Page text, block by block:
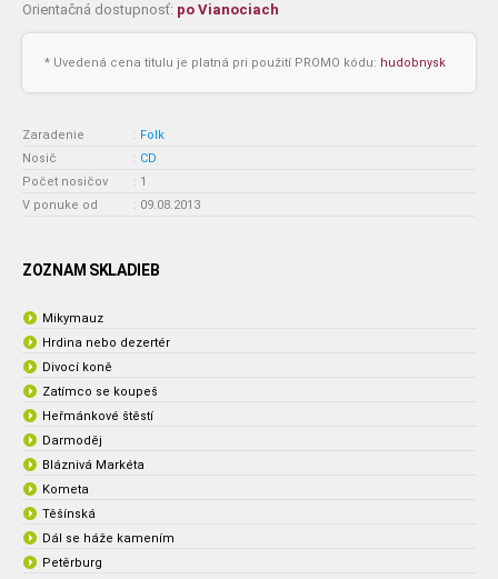
Orientačná dostupnosť: po Vianociach
* Uvedená cena titulu je platná pri použití PROMO kódu: hudobnysk
Zaradenie : Folk
Nosič
: CD
Počet nosičov
: 1
V ponuke od
: 09.08.2013
ZOZNAM SKLADIEB
Mikymauz
Hrdina nebo dezertér
Divocí koně
Zatímco se koupeš
Heřmánkové štěstí
Darmoděj
Bláznivá Markéta
Kometa
Těšínská
Dál se háže kamením
Petěrburg